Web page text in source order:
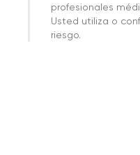
profesionales
Usted utiliza o
riesgo.